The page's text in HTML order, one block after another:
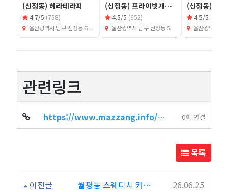
(신정동) 헤라테라피
4.7/5 (758)
울산광역시 남구 신정동 643-1
(신정동) 프라이빗개인샵
4.5/5 (652)
울산광역시 남구 신정동 590-2
(신정동) 제
4.5/5 (673)
울산광역시 남
관련링크
https://www.mazzang.info/shop_info.php?wr_id=8404 0회 연결
목록
이전글 월평동 스웨디시 커플 아로마 관리 받기 좋은 우유테라피 26.06.25